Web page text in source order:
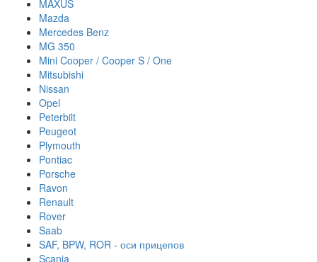
MAXUS
Mazda
Mercedes Benz
MG 350
Mini Cooper / Cooper S / One
Mitsubishi
Nissan
Opel
Peterbilt
Peugeot
Plymouth
Pontiac
Porsche
Ravon
Renault
Rover
Saab
SAF, BPW, ROR - оси прицепов
Scania